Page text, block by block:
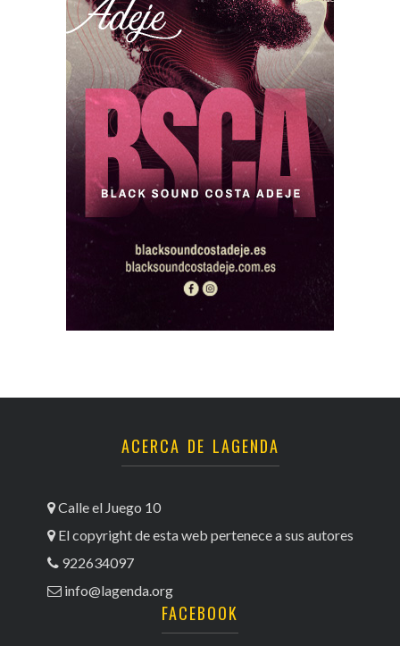
ACERCA DE LAGENDA
Calle el Juego 10
El copyright de esta web pertenece a sus autores
922634097
info@lagenda.org
FACEBOOK